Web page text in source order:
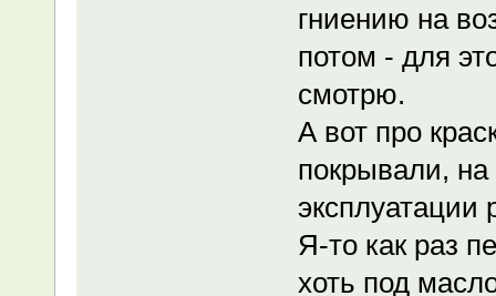
гниению на
потом - для
смотрю.
А вот про
покрывали, на
эксплуатации
Я-то как раз
хоть под